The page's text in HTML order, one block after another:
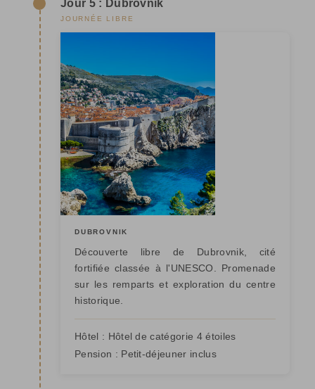
Jour 5 : Dubrovnik
JOURNÉE LIBRE
DUBROVNIK
Découverte libre de Dubrovnik, cité
fortifiée classée à l'UNESCO. Promenade
sur les remparts et exploration du centre
historique.
Hôtel : Hôtel de catégorie 4 étoiles
Pension : Petit-déjeuner inclus